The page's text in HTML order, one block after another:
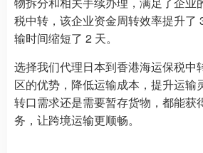
税中转，该企业资金周转效率提升了
输时间缩短了 2 天。
选择我们代理日本到香港海运保税中
区的优势，降低运输成本，提升运输
转口需求还是需要暂存货物，都能获
务，让跨境运输更顺畅。